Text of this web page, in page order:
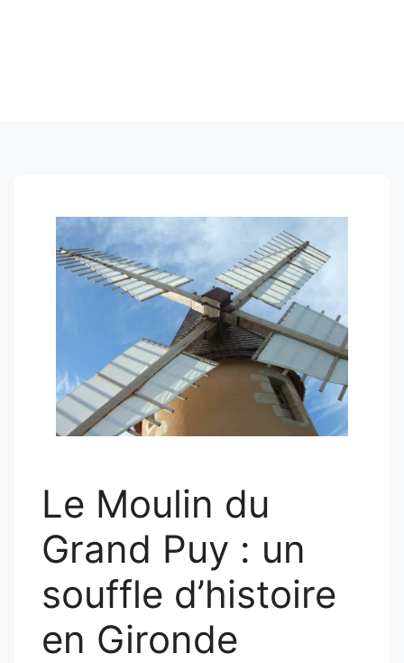
Le Moulin du
Grand Puy : un
souffle d’histoire
en Gironde